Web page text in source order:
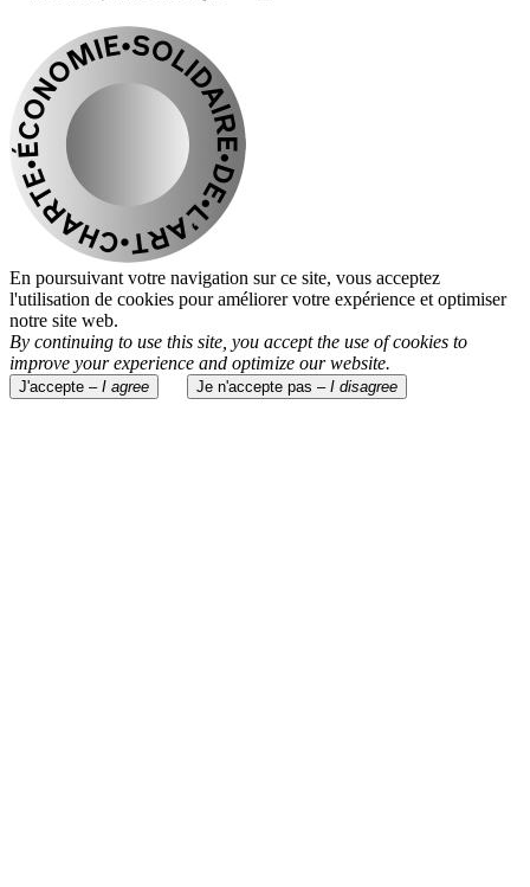
En poursuivant votre navigation sur ce site, vous acceptez
l'utilisation de cookies pour améliorer votre expérience et optimiser
notre site web.
By continuing to use this site, you accept the use of cookies to
improve your experience and optimize our website.
J'accepte – I agree Je n'accepte pas – I disagree